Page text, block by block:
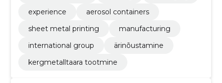
experience
aerosol containers
sheet metal printing
manufacturing
international group
ärinõustamine
kergmetalltaara tootmine